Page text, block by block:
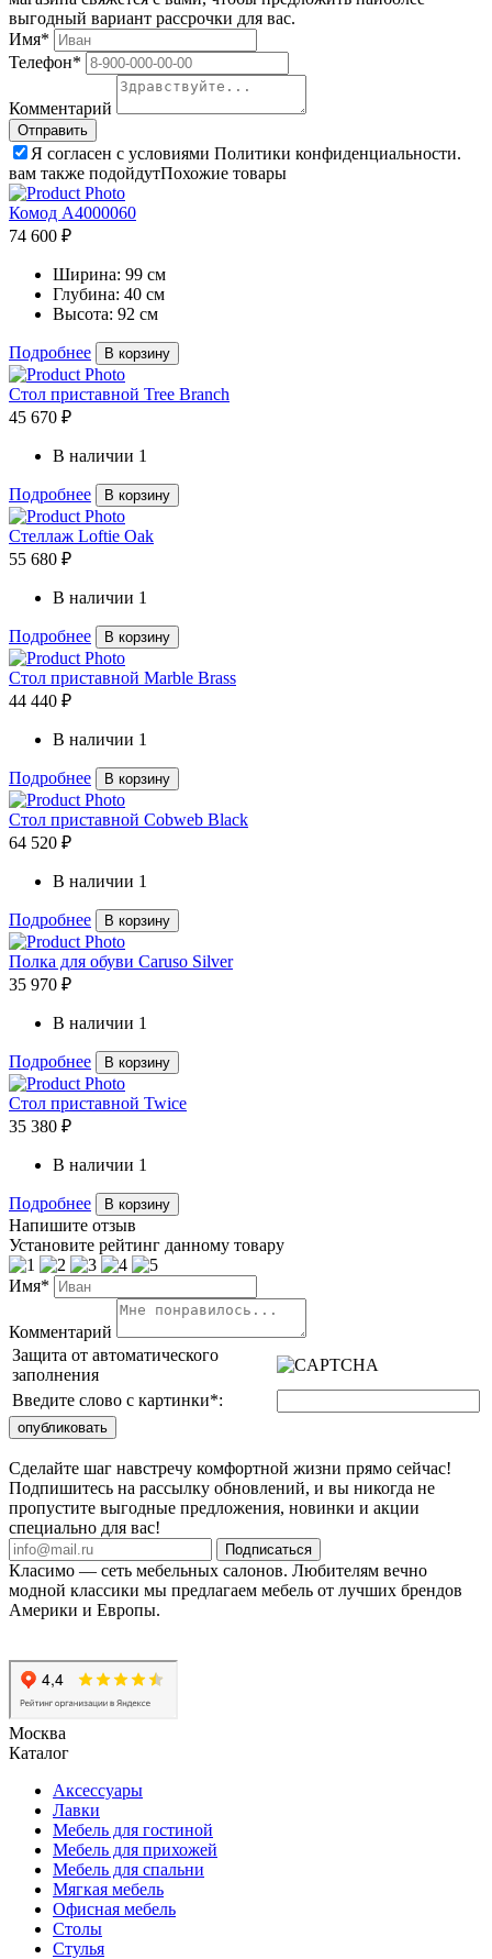
выгодный вариант рассрочки для вас.
Имя*
Телефон*
Комментарий
Я согласен с условиями Политики конфиденциальности.
вам также подойдутПохожие товары
Комод A4000060
74 600 ₽
Ширина: 99 см
Глубина: 40 см
Высота: 92 см
Подробнее В корзину
Стол приставной Tree Branch
45 670 ₽
В наличии 1
Подробнее В корзину
Стеллаж Loftie Oak
55 680 ₽
В наличии 1
Подробнее В корзину
Стол приставной Marble Brass
44 440 ₽
В наличии 1
Подробнее В корзину
Стол приставной Cobweb Black
64 520 ₽
В наличии 1
Подробнее В корзину
Полка для обуви Caruso Silver
35 970 ₽
В наличии 1
Подробнее В корзину
Стол приставной Twice
35 380 ₽
В наличии 1
Подробнее В корзину
Напишите отзыв
Установите рейтинг данному товару
Имя*
Комментарий
Защита от автоматического
заполнения
Введите слово с картинки*:
Сделайте шаг навстречу комфортной жизни прямо сейчас!
Подпишитесь на рассылку обновлений, и вы никогда не
пропустите выгодные предложения, новинки и акции
специально для вас!
Подписаться
Класимо — cеть мебельных салонов. Любителям вечно
модной классики мы предлагаем мебель от лучших брендов
Америки и Европы.
Москва
Каталог
Аксессуары
Лавки
Мебель для гостиной
Мебель для прихожей
Мебель для спальни
Мягкая мебель
Офисная мебель
Столы
Стулья